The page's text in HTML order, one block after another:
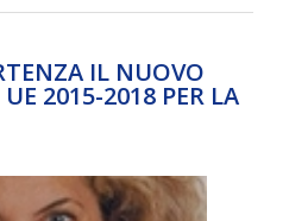
IL NUOVO
2015-2018 PER LA